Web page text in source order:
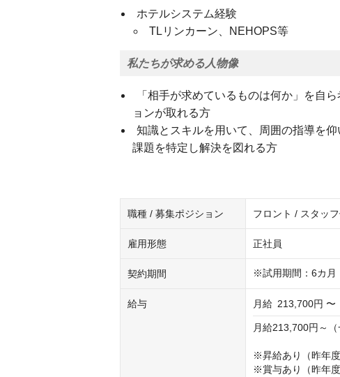
ホテルシステム経験
TLリンカーン、NEHOPS等
私たちが求める人物像
「相手が求めているものは何か」を自
ョンが取れる方
知識とスキルを用いて、周囲の指導を
課題を特定し解決を図れる方
職種 / 募集ポジション フロント / スタッ
雇用形態 正社員
契約期間 ※試用期間：6カ月
給与 月給 213,700円 〜
月給213,700円～
※昇給あり（昨年度
※賞与あり（昨年度